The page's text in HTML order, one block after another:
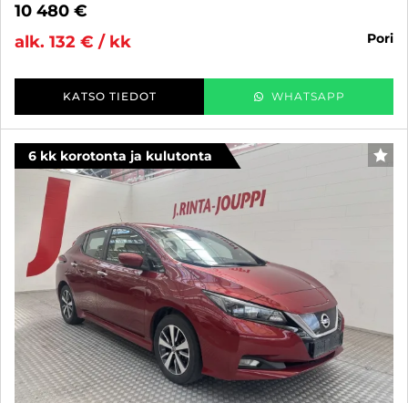
10 480 €
alk. 132 € / kk
pori
KATSO TIEDOT WHATSAPP
6 kk korotonta ja kulutonta